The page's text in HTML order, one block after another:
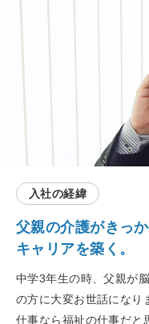
入社の経緯
父親の介護がきっ
キャリアを築く。
中学3年生の時、父親が
の方に大変お世話になり
仕事なら福祉の仕事だと